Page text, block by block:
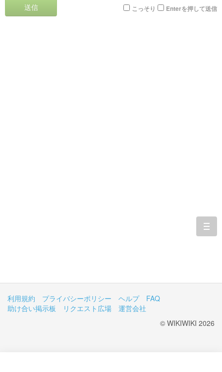
送信 こっそり Enterを押して送信
利用規約 プライバシーポリシー ヘルプ
FAQ
助け合い掲示板
リクエスト広場
運営会社
© WIKIWIKI 2026